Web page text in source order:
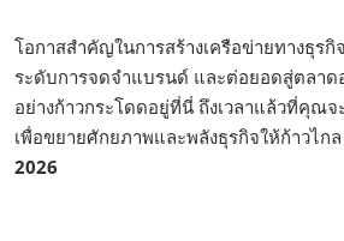
โอกาสสำคัญในการสร้างเครือข่ายทางธุร
ระดับการจดจำแบรนด์ และต่อยอดสู่ตลาด
อย่างก้าวกระโดดอยู่ที่นี่ ถึงเวลาแล้วที่คุณจ
เพื่อขยายศักยภาพและพลังธุรกิจให้ก้าวไก
2026